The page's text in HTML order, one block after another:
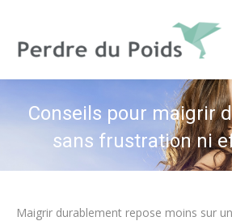
Conseils pour maigrir
sans frustration ni
Maigrir durablement repose moins sur